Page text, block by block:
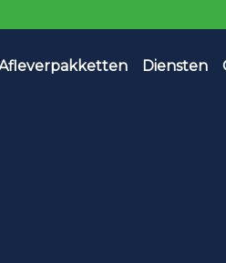
Diensten